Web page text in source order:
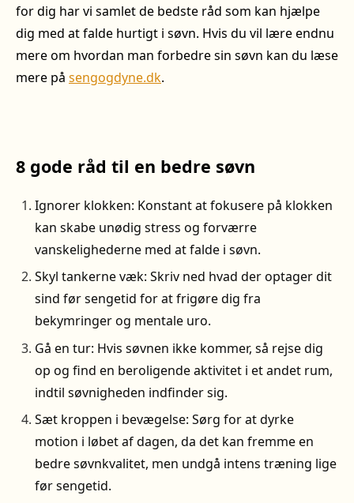
for dig har vi samlet de bedste råd som kan hjælpe
dig med at falde hurtigt i søvn. Hvis du vil lære endnu
mere om hvordan man forbedre sin søvn kan du læse
mere på sengogdyne.dk.
8 gode råd til en bedre søvn
Ignorer klokken: Konstant at fokusere på klokken
kan skabe unødig stress og forværre
vanskelighederne med at falde i søvn.
Skyl tankerne væk: Skriv ned hvad der optager dit
sind før sengetid for at frigøre dig fra
bekymringer og mentale uro.
Gå en tur: Hvis søvnen ikke kommer, så rejse dig
op og find en beroligende aktivitet i et andet rum,
indtil søvnigheden indfinder sig.
Sæt kroppen i bevægelse: Sørg for at dyrke
motion i løbet af dagen, da det kan fremme en
bedre søvnkvalitet, men undgå intens træning lige
før sengetid.